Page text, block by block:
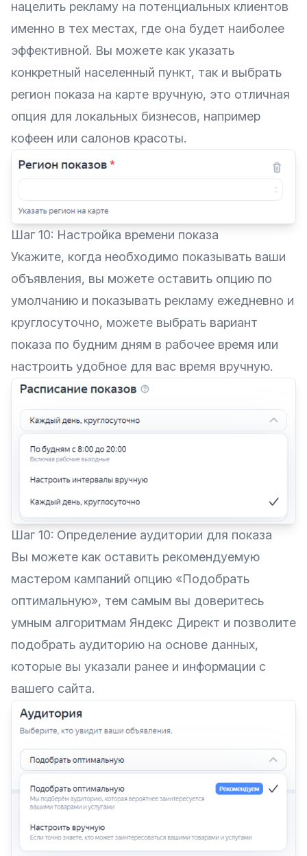
нацелить рекламу на потенциальных клиентов
именно в тех местах, где она будет наиболее
эффективной. Вы можете как указать
конкретный населенный пункт, так и выбрать
регион показа на карте вручную, это отличная
опция для локальных бизнесов, например
кофеен или салонов красоты.
Шаг 10: Настройка времени показа
Укажите, когда необходимо показывать ваши
объявления, вы можете оставить опцию по
умолчанию и показывать рекламу ежедневно и
круглосуточно, можете выбрать вариант
показа по будним дням в рабочее время или
настроить удобное для вас время вручную.
Шаг 10: Определение аудитории для показа
Вы можете как оставить рекомендуемую
мастером кампаний опцию «‎Подобрать
оптимальную», тем самым вы доверитесь
умным алгоритмам Яндекс Директ и позволите
подобрать аудиторию на основе данных,
которые вы указали ранее и информации с
вашего сайта.